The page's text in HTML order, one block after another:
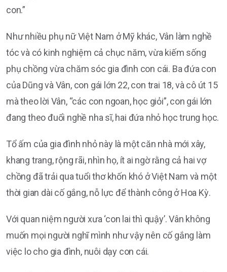
con.”
Như nhiều phụ nữ Việt Nam ở Mỹ khác, Vân làm nghề
tóc và có kinh nghiệm cả chục năm, vừa kiếm sống
phụ chồng vừa chăm sóc gia đình con cái. Ba đứa con
của Dũng và Vân, con gái lớn 22, con trai 18, và cô út 15
mà theo lời Vân, “các con ngoan, học giỏi”, con gái lớn
đang theo đuổi nghề nha sĩ, hai đứa nhỏ học trung học.
Tổ ấm của gia đình nhỏ này là một căn nhà mới xây,
khang trang, rộng rãi, nhìn họ, ít ai ngờ rằng cả hai vợ
chồng đã trải qua tuổi thơ khốn khó ở Việt Nam và một
thời gian dài cố gắng, nỗ lực để thành công ở Hoa Kỳ.
Với quan niệm người xưa ‘con lai thì quậy’. Vân không
muốn mọi người nghĩ mình như vậy nên cố gắng làm
việc lo cho gia đình, nuôi dạy con cái.